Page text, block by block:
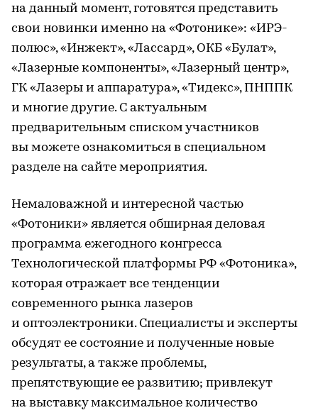
на данный момент, готовятся представить
свои новинки именно на «Фотонике»: «ИРЭ-
полюс», «Инжект», «Лассард», ОКБ «Булат»,
«Лазерные компоненты», «Лазерный центр»,
ГК «Лазеры и аппаратура», «Тидекс», ПНППК
и многие другие. С актуальным
предварительным списком участников
вы можете ознакомиться в специальном
разделе на сайте мероприятия.
Немаловажной и интересной частью
«Фотоники» является обширная деловая
программа ежегодного конгресса
Технологической платформы РФ «Фотоника»,
которая отражает все тенденции
современного рынка лазеров
и оптоэлектроники. Специалисты и эксперты
обсудят ее состояние и полученные новые
результаты, а также проблемы,
препятствующие ее развитию; привлекут
на выставку максимальное количество